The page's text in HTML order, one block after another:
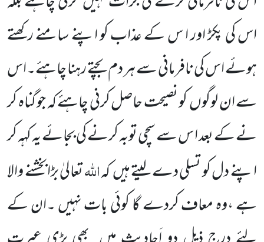
اس کی پکڑ اور ا س کے عذاب کو اپنے سامنے رکھتے
ہوئے اس کی نافرمانی سے ہر دم بچتے رہنا چاہئے۔اس
سے ان لوگوںکو نصیحت حاصل کرنی چاہئے کہ جو گناہ کر
نے کے بعد ا س سے سچی توبہ کرنے کیبجائے یہ کہہ کر
اپنے دلکو تسلی دے لیتے ہیںکہاللّٰہتعالیٰ بڑابخشنے والا
ہے ،وہ معاف کردے گا کوئی بات نہیں ۔ان کے